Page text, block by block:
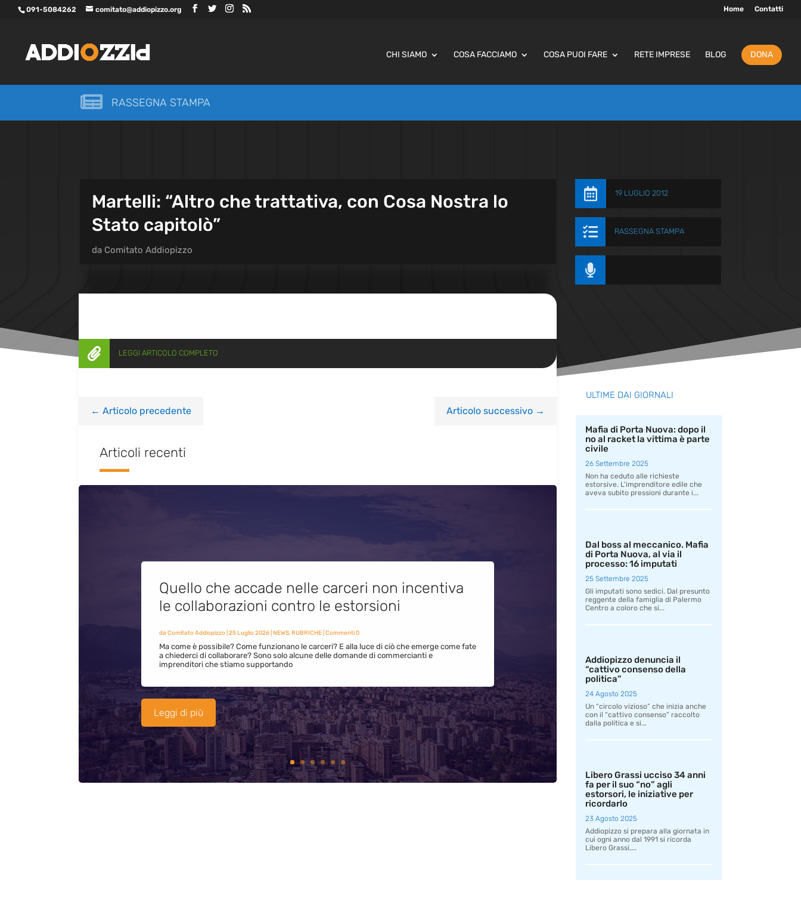
091-5084262 comitato@addiopizzo.org Home Contatti
CHI SIAMO COSA FACCIAMO COSA PUOI FARE RETE IMPRESE BLOG DONA
 RASSEGNA STAMPA
Martelli: “Altro che trattativa, con Cosa Nostra lo
Stato capitolò”
da Comitato Addiopizzo
 19 LUGLIO 2012
 RASSEGNA STAMPA

 LEGGI ARTICOLO COMPLETO
← Articolo precedente Articolo successivo→
Articoli recenti
Quello che accade nelle carceri non incentiva
le collaborazioni contro le estorsioni
da Comitato Addiopizzo| 25 Luglio 2026| NEWS,RUBRICHE| Commenti 0
Ma come è possibile? Come funzionano le carceri? E alla luce di ciò che emerge come fate
a chiederci di collaborare? Sono solo alcune delle domande di commercianti e
imprenditori che stiamo supportando
Leggi di più
ULTIME DAI GIORNALI
Mafia di Porta Nuova: dopo il
no al racket la vittima è parte
civile
26 Settembre 2025
Non ha ceduto alle richieste
estorsive. L'imprenditore edile che
aveva subito pressioni durante i...
Dal boss al meccanico. Mafia
di Porta Nuova, al via il
processo: 16 imputati
25 Settembre 2025
Gli imputati sono sedici. Dal presunto
reggente della famiglia di Palermo
Centro a coloro che si...
Addiopizzo denuncia il
“cattivo consenso della
politica”
24 Agosto 2025
Un “circolo vizioso” che inizia anche
con il “cattivo consenso” raccolto
dalla politica e si...
Libero Grassi ucciso 34 anni
fa per il suo “no” agli
estorsori, le iniziative per
ricordarlo
23 Agosto 2025
Addiopizzo si prepara alla giornata in
cui ogni anno dal 1991 si ricorda
Libero Grassi,...